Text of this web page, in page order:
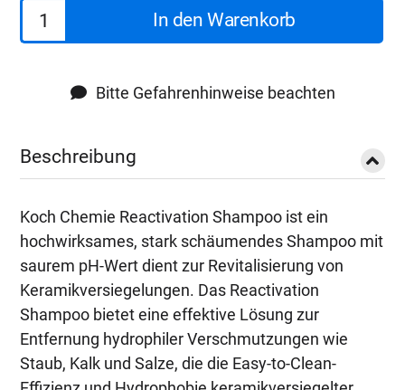
Koch
Chemie
Shampoo
L
Menge
In den Warenkorb
Bitte Gefahrenhinweise beachten
Beschreibung
Koch Chemie Reactivation Shampoo ist ein
hochwirksames, stark schäumendes Shampoo mit
saurem pH-Wert dient zur Revitalisierung von
Keramikversiegelungen. Das Reactivation
Shampoo bietet eine effektive Lösung zur
Entfernung hydrophiler Verschmutzungen wie
Staub, Kalk und Salze, die die Easy-to-Clean-